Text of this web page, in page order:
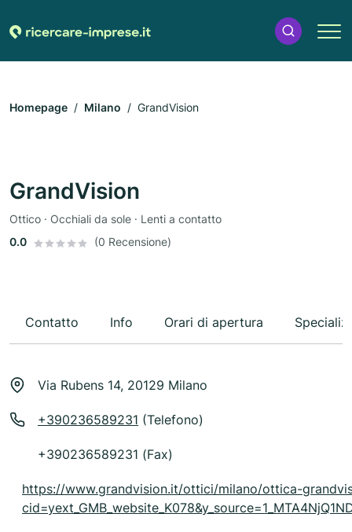
Homepage Milano GrandVision
GrandVision
Ottico · Occhiali da sole · Lenti a contatto
0.0
(0 Recensione)
Contatto Info Orari di apertura
Via Rubens 14, 20129 Milano
+390236589231 (Telefono)
+390236589231 (Fax)
https://www.grandvision.it/ottici/milano/ottica-